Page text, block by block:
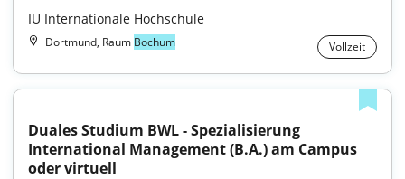
IU Internationale Hochschule
Dortmund, Raum Bochum Vollzeit
Duales Studium BWL - Spezialisierung
International Management (B.A.) am Campus
oder virtuell